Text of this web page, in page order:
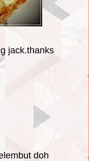
jack.thanks
doh